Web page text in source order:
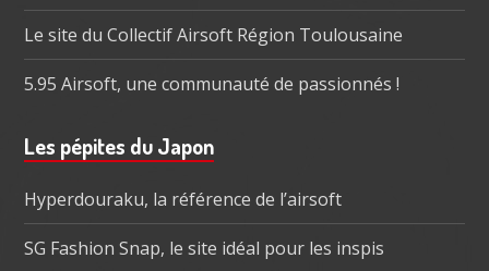
Le site du Collectif Airsoft Région Toulousaine
5.95 Airsoft, une communauté de passionnés !
Les pépites du Japon
Hyperdouraku, la référence de l’airsoft
SG Fashion Snap, le site idéal pour les inspis